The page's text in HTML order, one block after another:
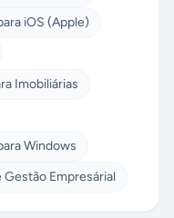
iOS (Apple)
Imobiliárias
Windows
Empresárial